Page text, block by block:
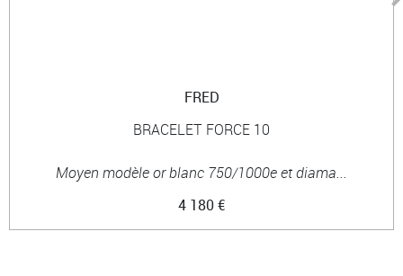
FRED
BRACELET FORCE 10
Moyen modèle or blanc 750/1000e et diama...
4 180 €